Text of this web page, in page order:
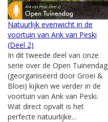
Natuurlijk evenwicht in de
voortuin van Ank van Peski
(Deel 2)
In dit tweede deel van onze
serie over de Open Tuinendag
(georganiseerd door Groei &
Bloei) kijken we verder in de
voortuin van Ank van Peski.
Wat direct opvalt is het
perfecte natuurlijke...